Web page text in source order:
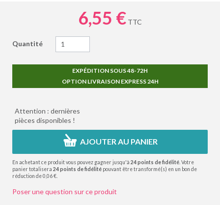
6,55 € TTC
Quantité
EXPÉDITION SOUS 48-72H
OPTION LIVRAISON EXPRESS 24H
Attention : dernières
pièces disponibles !
AJOUTER AU PANIER
En achetant ce produit vous pouvez gagner jusqu'à 24points de fidélité . Votre
panier totalisera 24points de fidélité pouvant être transformé(s) en un bon de
réduction de0,06 €
Poser une question sur ce produit